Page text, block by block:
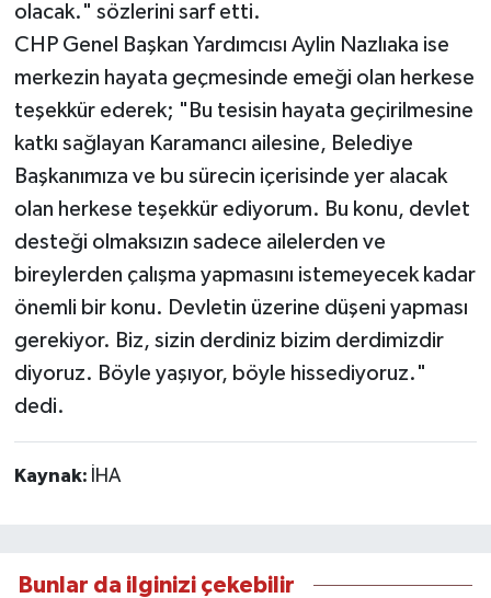
olacak." sözlerini sarf etti.
CHP Genel Başkan Yardımcısı Aylin Nazlıaka ise
merkezin hayata geçmesinde emeği olan herkese
teşekkür ederek; "Bu tesisin hayata geçirilmesine
katkı sağlayan Karamancı ailesine, Belediye
Başkanımıza ve bu sürecin içerisinde yer alacak
olan herkese teşekkür ediyorum. Bu konu, devlet
desteği olmaksızın sadece ailelerden ve
bireylerden çalışma yapmasını istemeyecek kadar
önemli bir konu. Devletin üzerine düşeni yapması
gerekiyor. Biz, sizin derdiniz bizim derdimizdir
diyoruz. Böyle yaşıyor, böyle hissediyoruz."
dedi.
Kaynak: İHA
Bunlar da ilginizi çekebilir